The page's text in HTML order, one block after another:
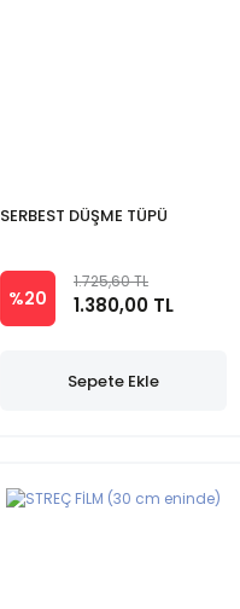
SERBEST DÜŞME TÜPÜ
%20
1.725,60 TL
1.380,00 TL
Sepete Ekle